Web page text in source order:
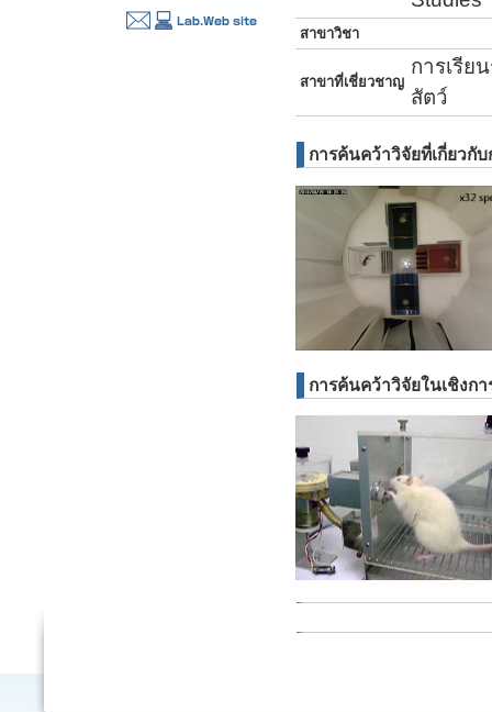
สาขาวิชา
สาขาที่เชี่ยวชาญ
การเรีย
สัตว์
การค้นคว้าวิจัยที่เกี่ยวกั
การค้นคว้าวิจัยในเชิงก